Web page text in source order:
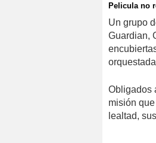
Pelicula no
Un grupo
Guardian,
Obligados
misión
lealtad,